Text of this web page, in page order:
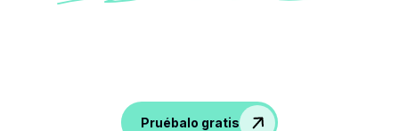
Pruébalo gratis